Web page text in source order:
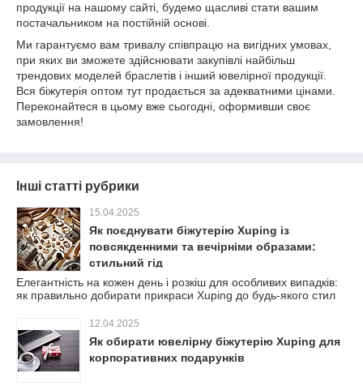
продукції на нашому сайті, будемо щасливі стати вашим
постачальником на постійній основі.
Ми гарантуємо вам тривалу співпрацю на вигідних умовах,
при яких ви зможете здійснювати закупівлі найбільш
трендових моделей браслетів і інший ювелірної продукції.
Вся біжутерія оптом тут продається за адекватними цінами.
Переконайтеся в цьому вже сьогодні, оформивши своє
замовлення!
Інші статті рубрики
15.04.2025
Як поєднувати біжутерію Xuping із
повсякденними та вечірніми образами:
стильний гід
Елегантність на кожен день і розкіш для особливих випадків:
як правильно добирати прикраси Xuping до будь-якого стил
12.04.2025
Як обирати ювелірну біжутерію Xuping для
корпоративних подарунків